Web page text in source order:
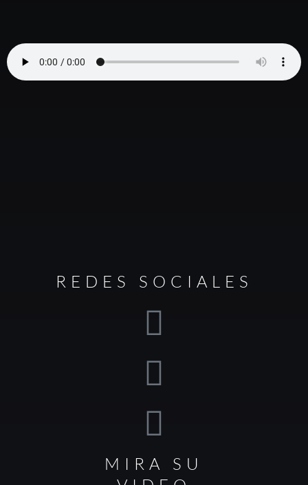
REDES SOCIALES
MIRA SU